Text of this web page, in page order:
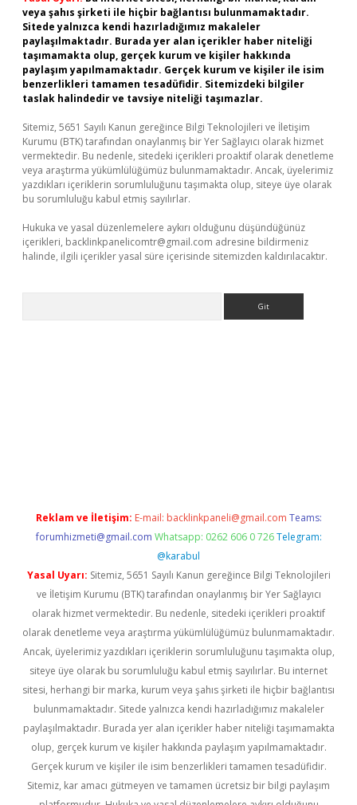
veya şahıs şirketi ile hiçbir bağlantısı bulunmamaktadır.
Sitede yalnızca kendi hazırladığımız makaleler
paylaşılmaktadır. Burada yer alan içerikler haber niteliği
taşımamakta olup, gerçek kurum ve kişiler hakkında
paylaşım yapılmamaktadır. Gerçek kurum ve kişiler ile isim
benzerlikleri tamamen tesadüfidir. Sitemizdeki bilgiler
taslak halindedir ve tavsiye niteliği taşımazlar.
Sitemiz, 5651 Sayılı Kanun gereğince Bilgi Teknolojileri ve İletişim
Kurumu (BTK) tarafından onaylanmış bir Yer Sağlayıcı olarak hizmet
vermektedir. Bu nedenle, sitedeki içerikleri proaktif olarak denetleme
veya araştırma yükümlülüğümüz bulunmamaktadır. Ancak, üyelerimiz
yazdıkları içeriklerin sorumluluğunu taşımakta olup, siteye üye olarak
bu sorumluluğu kabul etmiş sayılırlar.
Hukuka ve yasal düzenlemelere aykırı olduğunu düşündüğünüz
içerikleri, backlinkpanelicomtr@gmail.com adresine bildirmeniz
halinde, ilgili içerikler yasal süre içerisinde sitemizden kaldırılacaktır.
Reklam ve İletişim: E-mail: backlinkpaneli@gmail.com Teams:
forumhizmeti@gmail.com Whatsapp: 0262 606 0 726 Telegram:
@karabul
Yasal Uyarı: Sitemiz, 5651 Sayılı Kanun gereğince Bilgi Teknolojileri
ve İletişim Kurumu (BTK) tarafından onaylanmış bir Yer Sağlayıcı
olarak hizmet vermektedir. Bu nedenle, sitedeki içerikleri proaktif
olarak denetleme veya araştırma yükümlülüğümüz bulunmamaktadır.
Ancak, üyelerimiz yazdıkları içeriklerin sorumluluğunu taşımakta olup,
siteye üye olarak bu sorumluluğu kabul etmiş sayılırlar. Bu internet
sitesi, herhangi bir marka, kurum veya şahıs şirketi ile hiçbir bağlantısı
bulunmamaktadır. Sitede yalnızca kendi hazırladığımız makaleler
paylaşılmaktadır. Burada yer alan içerikler haber niteliği taşımamakta
olup, gerçek kurum ve kişiler hakkında paylaşım yapılmamaktadır.
Gerçek kurum ve kişiler ile isim benzerlikleri tamamen tesadüfidir.
Sitemiz, kar amacı gütmeyen ve tamamen ücretsiz bir bilgi paylaşım